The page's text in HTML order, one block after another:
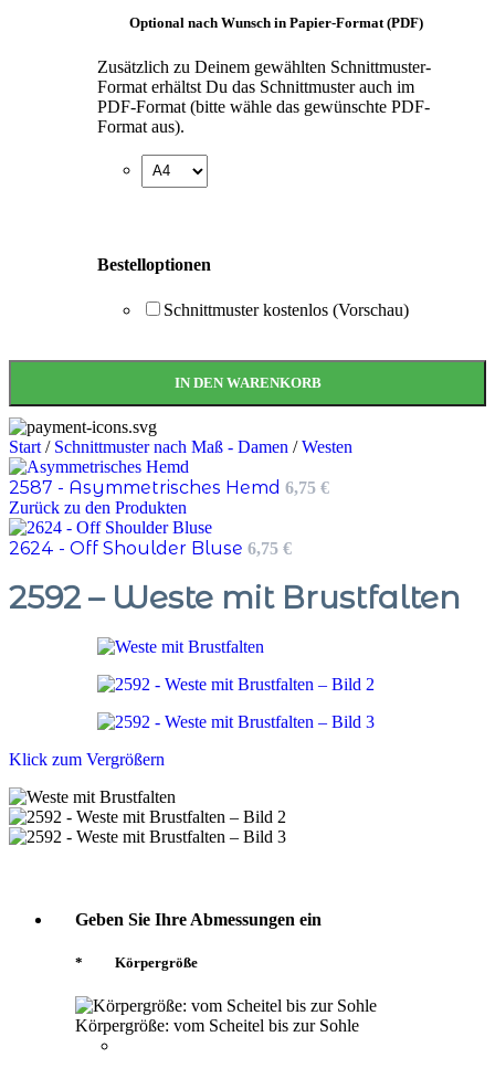
Optional nach Wunsch in Papier-Format (PDF)
Zusätzlich zu Deinem gewählten Schnittmuster-
Format erhältst Du das Schnittmuster auch im
PDF-Format (bitte wähle das gewünschte PDF-
Format aus).
Bestelloptionen
Schnittmuster kostenlos (Vorschau)
IN DEN WARENKORB
Start / Schnittmuster nach Maß - Damen / Westen
2587 - Asymmetrisches Hemd 6,75 €
Zurück zu den Produkten
2624 - Off Shoulder Bluse 6,75 €
2592 – Weste mit Brustfalten
Klick zum Vergrößern
Geben Sie Ihre Abmessungen ein
* Körpergröße
Körpergröße: vom Scheitel bis zur Sohle